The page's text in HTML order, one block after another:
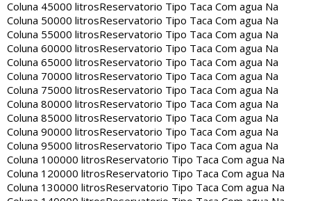
Coluna 45000 litrosReservatorio Tipo Taca Com agua Na
Coluna 50000 litrosReservatorio Tipo Taca Com agua Na
Coluna 55000 litrosReservatorio Tipo Taca Com agua Na
Coluna 60000 litrosReservatorio Tipo Taca Com agua Na
Coluna 65000 litrosReservatorio Tipo Taca Com agua Na
Coluna 70000 litrosReservatorio Tipo Taca Com agua Na
Coluna 75000 litrosReservatorio Tipo Taca Com agua Na
Coluna 80000 litrosReservatorio Tipo Taca Com agua Na
Coluna 85000 litrosReservatorio Tipo Taca Com agua Na
Coluna 90000 litrosReservatorio Tipo Taca Com agua Na
Coluna 95000 litrosReservatorio Tipo Taca Com agua Na
Coluna 100000 litrosReservatorio Tipo Taca Com agua Na
Coluna 120000 litrosReservatorio Tipo Taca Com agua Na
Coluna 130000 litrosReservatorio Tipo Taca Com agua Na